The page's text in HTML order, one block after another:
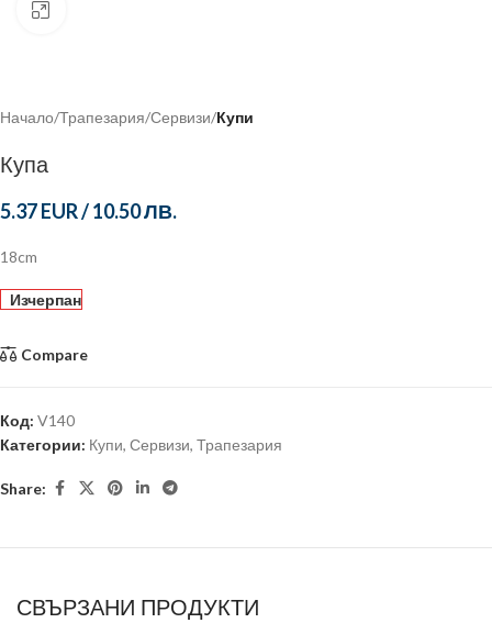
Начало Трапезария Сервизи Купи
Купа
5.37 EUR/10.50 ЛВ.
18cm
Изчерпан
Compare
Код: V140
Категории: Купи, Сервизи, Трапезария
Share:
СВЪРЗАНИ ПРОДУКТИ